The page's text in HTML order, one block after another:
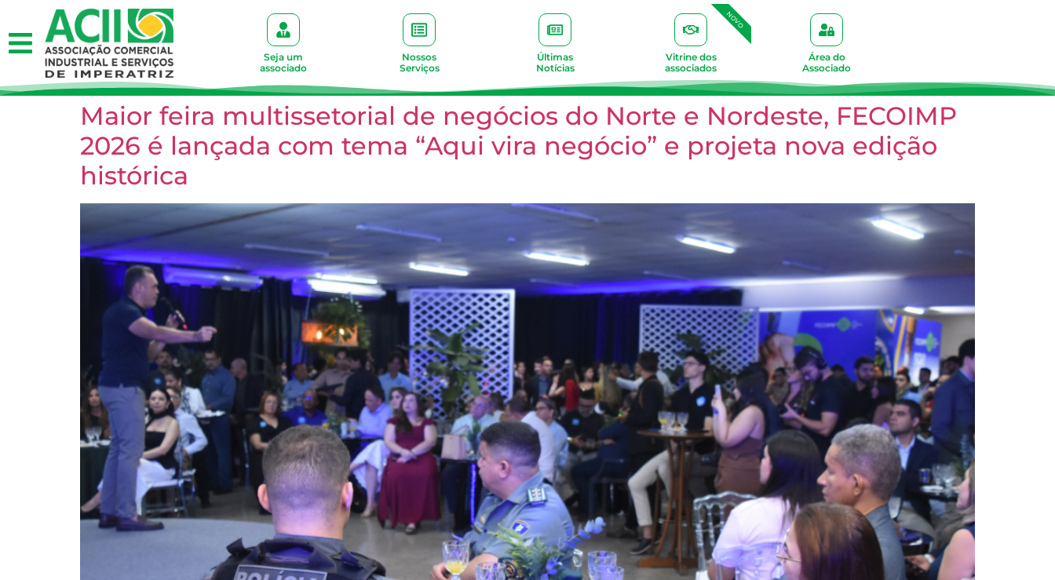
Seja um
associado
Nossos
Serviços
Últimas
Notícias
Vitrine dos
associados
NOVO
Área do
Associado
Maior feira multissetorial de negócios do Norte e Nordeste, FECOIMP
2026 é lançada com tema “Aqui vira negócio” e projeta nova edição
histórica